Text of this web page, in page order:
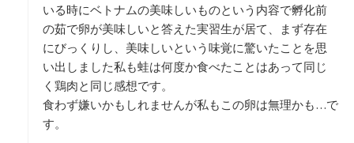
いる時にベトナムの美味しいものという内容で孵化前
の茹で卵が美味しいと答えた実習生が居て、まず存在
にびっくりし、美味しいという味覚に驚いたことを思
い出しました私も蛙は何度か食べたことはあって同じ
く鶏肉と同じ感想です。
食わず嫌いかもしれませんが私もこの卵は無理かも…で
す。